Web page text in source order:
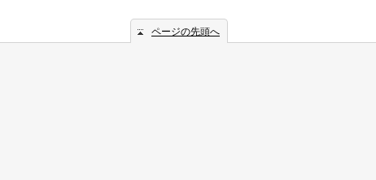
ページの先頭へ